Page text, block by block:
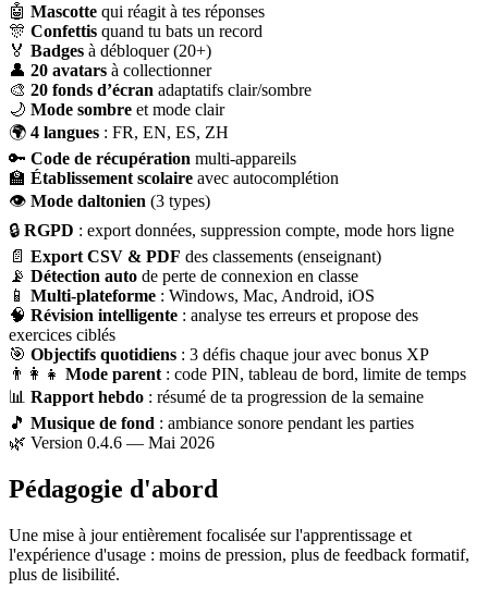
🤖 Mascotte qui réagit à tes réponses
🎊 Confettis quand tu bats un record
🏅 Badges à débloquer (20+)
👤 20 avatars à collectionner
🎨 20 fonds d’écran adaptatifs clair/sombre
🌙 Mode sombre et mode clair
🌍 4 langues : FR, EN, ES, ZH
🔑 Code de récupération multi-appareils
🏫 Établissement scolaire avec autocomplétion
👁 Mode daltonien (3 types)
🔒 RGPD : export données, suppression compte, mode hors ligne
📄 Export CSV & PDF des classements (enseignant)
📡 Détection auto de perte de connexion en classe
📱 Multi-plateforme : Windows, Mac, Android, iOS
🧠 Révision intelligente : analyse tes erreurs et propose des
exercices ciblés
🎯 Objectifs quotidiens : 3 défis chaque jour avec bonus XP
👨‍👩‍👧 Mode parent : code PIN, tableau de bord, limite de temps
📊 Rapport hebdo : résumé de ta progression de la semaine
🎵 Musique de fond : ambiance sonore pendant les parties
🌿 Version 0.4.6 — Mai 2026
Pédagogie d'abord
Une mise à jour entièrement focalisée sur l'apprentissage et
l'expérience d'usage : moins de pression, plus de feedback formatif,
plus de lisibilité.